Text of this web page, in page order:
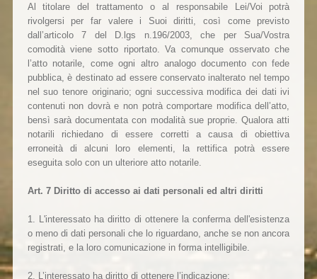
Al titolare del trattamento o al responsabile Lei/Voi potrà
rivolgersi per far valere i Suoi diritti, così come previsto
dall’articolo 7 del D.lgs n.196/2003, che per Sua/Vostra
comodità viene sotto riportato. Va comunque osservato che
l’atto notarile, come ogni altro analogo documento con fede
pubblica, è destinato ad essere conservato inalterato nel tempo
nel suo tenore originario; ogni successiva modifica dei dati ivi
contenuti non dovrà e non potrà comportare modifica dell’atto,
bensì sarà documentata con modalità sue proprie. Qualora atti
notarili richiedano di essere corretti a causa di obiettiva
erroneità di alcuni loro elementi, la rettifica potrà essere
eseguita solo con un ulteriore atto notarile.
Art. 7 Diritto di accesso ai dati personali ed altri diritti
1. L'interessato ha diritto di ottenere la conferma dell'esistenza
o meno di dati personali che lo riguardano, anche se non ancora
registrati, e la loro comunicazione in forma intelligibile.
2. L’interessato ha diritto di ottenere l’indicazione: